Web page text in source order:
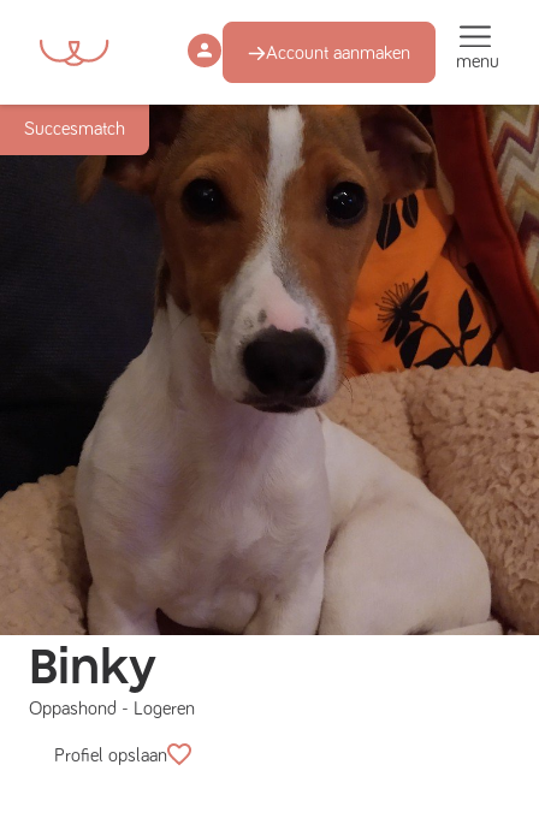
Account aanmaken menu
Succesmatch
Binky
Oppashond - Logeren
Profiel opslaan